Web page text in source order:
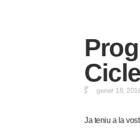
gener 18,
Ja teniu a la